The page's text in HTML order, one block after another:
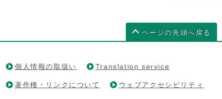
ページの先頭へ戻る
個人情報の取扱い Translation service
著作権・リンクについて ウェブアクセシビリティ